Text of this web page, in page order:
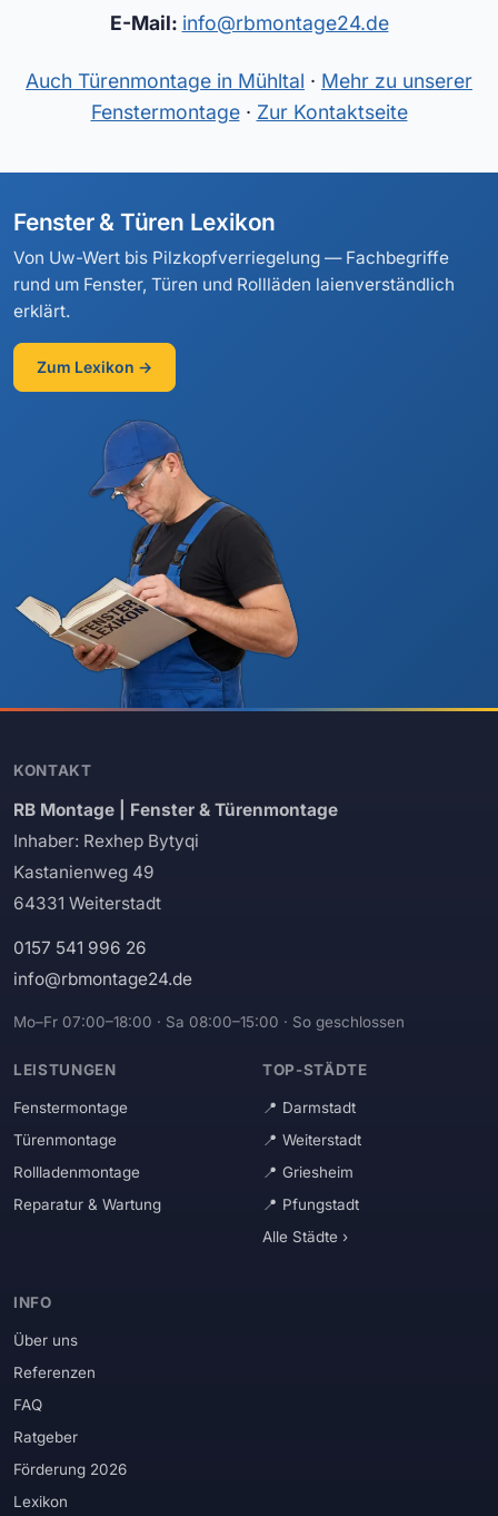
E-Mail: info@rbmontage24.de
Auch Türenmontage in Mühltal · Mehr zu unserer
Fenstermontage· Zur Kontaktseite
Fenster & Türen Lexikon
Von Uw-Wert bis Pilzkopfverriegelung — Fachbegriffe
rund um Fenster, Türen und Rollläden laienverständlich
erklärt.
Zum Lexikon →
KONTAKT
RB Montage | Fenster & Türenmontage
Inhaber: Rexhep Bytyqi
Kastanienweg 49
64331 Weiterstadt
0157 541 996 26
info@rbmontage24.de
Mo–Fr 07:00–18:00 · Sa 08:00–15:00 · So geschlossen
LEISTUNGEN
Fenstermontage
Türenmontage
Rollladenmontage
Reparatur & Wartung
TOP-STÄDTE
Darmstadt
Weiterstadt
Griesheim
Pfungstadt
Alle Städte ›
INFO
Über uns
Referenzen
FAQ
Ratgeber
Förderung 2026
Lexikon